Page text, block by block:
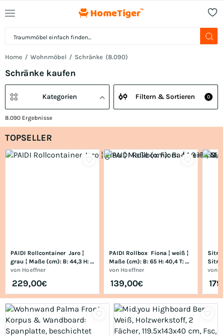
Home Wohnmöbel Schränke (8.090)
Schränke kaufen
Filtern & Sortieren 0
Kategorien
8.090 Ergebnisse
TOPSELLER
PAIDI Rollcontainer  Jaro ¦
grau ¦ Maße (cm): B: 44,3 H:
53,29 T: 57.3
von Hoeffner
229,00€
PAIDI Rollbox  Fiona ¦ weiß ¦
Maße (cm): B: 65 H: 40,4 T:
47.0
von Hoeffner
139,00€
von